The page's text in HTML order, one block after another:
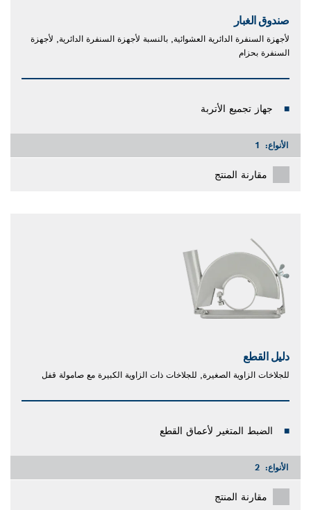
صندوق الغبار
لأجهزة السنفرة الدائرية العشوائية, بالنسبة لأجهزة السنفرة الدائرية, لأجهزة
السنفرة بحزام
جهاز تجميع الأتربة
الأنواع: 1
مقارنة المنتج
دليل القطع
للجلاخات الزاوية الصغيرة, للجلاخات ذات الزاوية الكبيرة مع صامولة قفل
الضبط المتغير لأعماق القطع
الأنواع: 2
مقارنة المنتج